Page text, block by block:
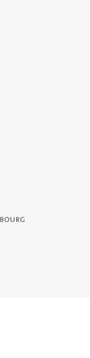
- Service